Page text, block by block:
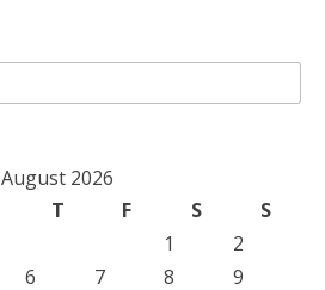
August 2026
T F S
S
1
2
6 7 8
9